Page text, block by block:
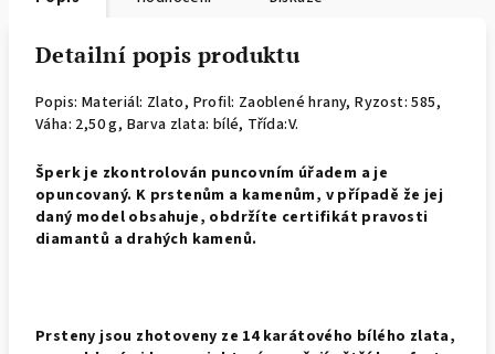
Detailní popis produktu
Popis: Materiál: Zlato, Profil: Zaoblené hrany,Ryzost: 585,
Váha: 2,50 g, Barva zlata: bílé, Třída:V.
Šperk je zkontrolován puncovním úřadem a je
opuncovaný. K prstenům a kamenům, v případě že jej
daný model obsahuje, obdržíte certifikát pravosti
diamantů a drahých kamenů.
Prsteny jsou zhotoveny ze 14 karátového bílého zlata,